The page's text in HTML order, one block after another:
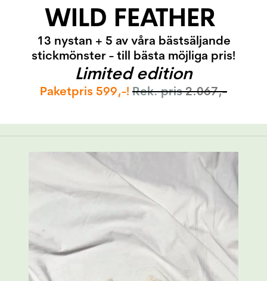
WILD FEATHER
13 nystan + 5 av våra bästsäljande
stickmönster - till bästa möjliga pris!
Limited edition
Paketpris 599,-! Rek. pris2.067,-